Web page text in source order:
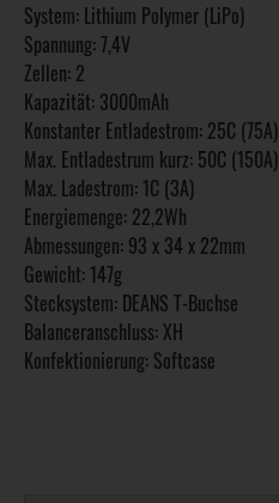
System: Lithium Polymer (LiPo)
Spannung: 7,4V
Zellen: 2
Kapazität: 3000mAh
Konstanter Entladestrom: 25C (75A)
Max. Entladestrum kurz: 50C (150A)
Max. Ladestrom: 1C (3A)
Energiemenge: 22,2Wh
Abmessungen: 93 x 34 x 22mm
Gewicht: 147g
Stecksystem: DEANS T-Buchse
Balanceranschluss: XH
Konfektionierung: Softcase